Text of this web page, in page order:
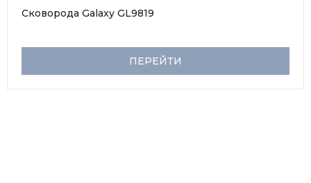
Сковорода Galaxy GL9819
ПЕРЕЙТИ